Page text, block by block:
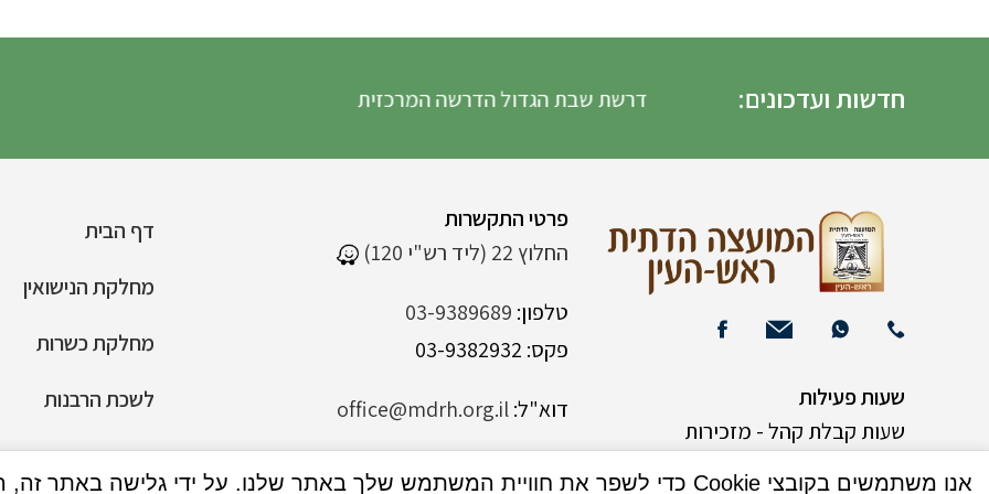
חדשות ועדכונים: דרשת שבת הגדול הדרשה המרכזית
דף הבית
מחלקת הנישואין
מחלקת כשרות
לשכת הרבנות
הצהרת נגישות
פרטי התקשרות
החלוץ 22 (ליד רש"י 120)
טלפון: 03-9389689
פקס: 03-9382932
דוא"ל:office@mdrh.org.il
שעות פעילות
שעות קבלת קהל - מזכירות
אנו משתמשים בקובצי Cookie כדי לשפר את חוויית המשתמש שלך באתר שלנו. על ידי גלישה באתר זה, הנך מסכים לשימוש שלנו בקובצי Cookie.